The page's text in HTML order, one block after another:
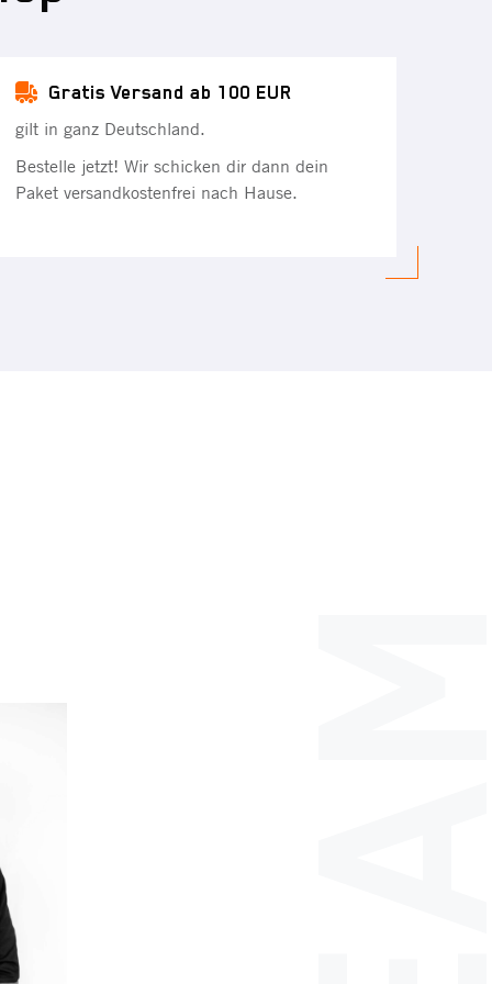
Gratis Versand ab 100 EUR
gilt in ganz Deutschland.
Bestelle jetzt! Wir schicken dir dann dein
Paket versandkostenfrei nach Hause.